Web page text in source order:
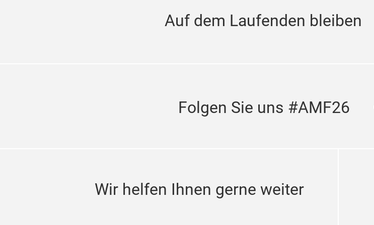
Auf dem Laufenden bleiben
Folgen Sie uns #AMF26
Wir helfen Ihnen gerne weiter